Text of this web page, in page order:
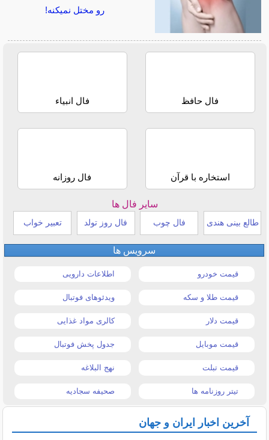
رو مختل نمیکنه!
فال حافظ فال انبیاء
استخاره با قرآن فال روزانه
سایر فال ها
طالع بینی هندی فال چوب فال روز تولد تعبیر خواب
سرویس ها
قیمت خودرو اطلاعات دارویی
قیمت طلا و سکه ویدئوهای فوتبال
قیمت دلار کالری مواد غذایی
قیمت موبایل جدول پخش فوتبال
قیمت تبلت نهج البلاغه
تیتر روزنامه ها صحیفه سجادیه
آخرین اخبار ایران و جهان